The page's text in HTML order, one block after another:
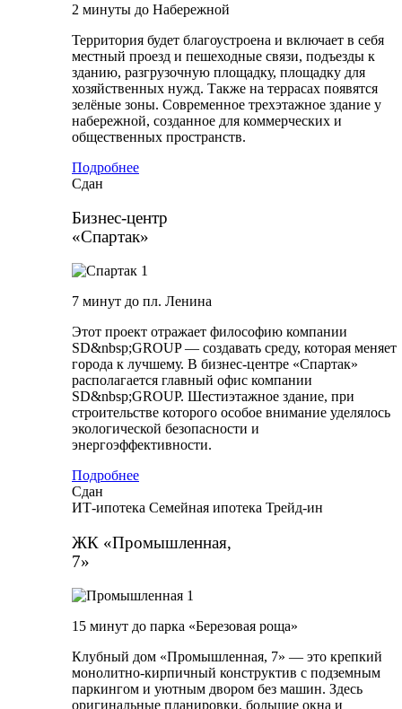
2 минуты до Набережной
Территория будет благоустроена и включает в себя
местный проезд и пешеходные связи, подъезды к
зданию, разгрузочную площадку, площадку для
хозяйственных нужд. Также на террасах появятся
зелёные зоны. Современное трехэтажное здание у
набережной, созданное для коммерческих и
общественных пространств.
Подробнее
Сдан
Бизнес-центр
«Спартак»
7 минут до пл. Ленина
Этот проект отражает философию компании
SD&nbsp;GROUP — создавать среду, которая меняет
города к лучшему. В бизнес-центре «Спартак»
располагается главный офис компании
SD&nbsp;GROUP. Шестиэтажное здание, при
строительстве которого особое внимание уделялось
экологической безопасности и
энергоэффективности.
Подробнее
Сдан
ИТ-ипотека Семейная ипотека Трейд-ин
ЖК «Промышленная,
7»
15 минут до парка «Березовая роща»
Клубный дом «Промышленная, 7» — это крепкий
монолитно-кирпичный конструктив с подземным
паркингом и уютным двором без машин. Здесь
оригинальные планировки, большие окна и